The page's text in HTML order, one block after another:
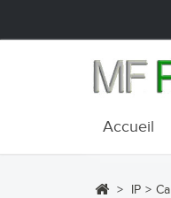
Accueil
> IP >